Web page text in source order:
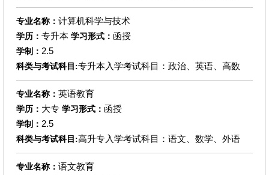
专业名称： 计算机科学与技术
学历： 专升本 学习形式： 函授
学制： 2.5
科类与考试科目:专升本入学考试科目：政治、英语、高数
专业名称： 英语教育
学历： 大专 学习形式： 函授
学制： 2.5
科类与考试科目:高升专入学考试科目：语文、数学、外语
专业名称： 语文教育